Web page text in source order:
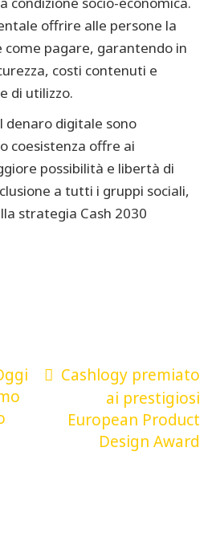
offrire alle persone la
come pagare, garantendo in
costi contenuti e
di utilizzo.
denaro digitale sono
coesistenza offre ai
possibilità e libertà di
a tutti i gruppi sociali,
strategia Cash 2030
Cashlogy premiato
ai prestigiosi
European Product
Design Award